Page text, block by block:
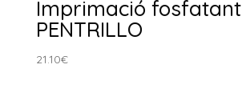
Imprimació fosfatant
PENTRILLO
21.10€